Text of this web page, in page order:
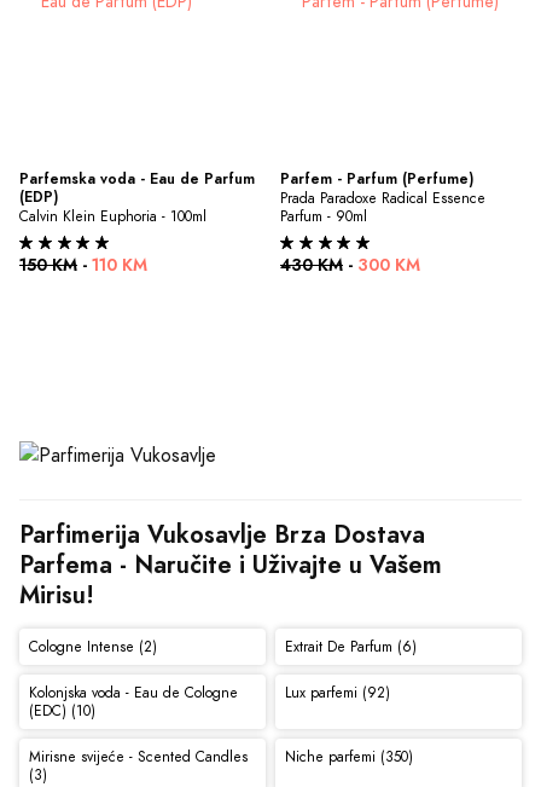
Parfemska voda - Eau de Parfum
(EDP)
Calvin Klein Euphoria - 100ml
150 KM - 110 KM
Parfem - Parfum (Perfume)
Prada Paradoxe Radical Essence
Parfum - 90ml
430 KM - 300 KM
Parfimerija Vukosavlje Brza Dostava
Parfema - Naručite i Uživajte u Vašem
Mirisu!
Cologne Intense (2) Extrait De Parfum (6)
Kolonjska voda - Eau de Cologne
(EDC) (10)
Lux parfemi (92)
Mirisne svijeće - Scented Candles
(3)
Niche parfemi (350)